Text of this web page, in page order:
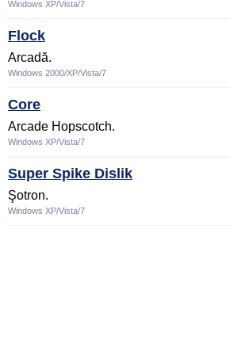
Windows XP/Vista/7
Flock
Arcadă.
Windows 2000/XP/Vista/7
Core
Arcade Hopscotch.
Windows XP/Vista/7
Super Spike Dislik
Şotron.
Windows XP/Vista/7